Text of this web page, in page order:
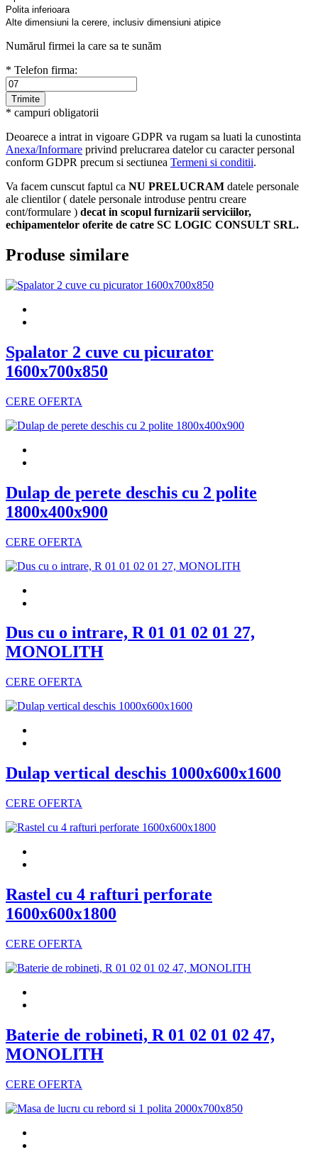
Polita inferioara
Alte dimensiuni la cerere, inclusiv dimensiuni atipice
Numărul firmei la care sa te sunăm
* Telefon firma:
* campuri obligatorii
Deoarece a intrat in vigoare GDPR va rugam sa luati la cunostinta
Anexa/Informare privind prelucrarea datelor cu caracter personal
conform GDPR precum si sectiunea Termeni si conditii.
Va facem cunscut faptul ca NU PRELUCRAM datele personale
ale clientilor ( datele personale introduse pentru creare
cont/formulare ) decat in scopul furnizarii serviciilor,
echipamentelor oferite de catre SC LOGIC CONSULT SRL.
Produse similare
Spalator 2 cuve cu picurator
1600x700x850
CERE OFERTA
Dulap de perete deschis cu 2 polite
1800x400x900
CERE OFERTA
Dus cu o intrare, R 01 01 02 01 27,
MONOLITH
CERE OFERTA
Dulap vertical deschis 1000x600x1600
CERE OFERTA
Rastel cu 4 rafturi perforate
1600x600x1800
CERE OFERTA
Baterie de robineti, R 01 02 01 02 47,
MONOLITH
CERE OFERTA